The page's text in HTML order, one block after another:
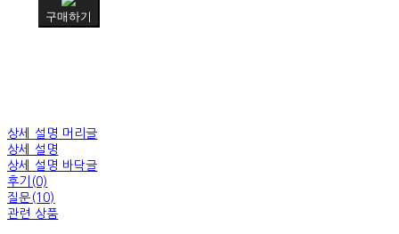
구매하기
상세 설명 머리글
상세 설명
상세 설명 바닥글
후기(0)
질문(10)
관련 상품